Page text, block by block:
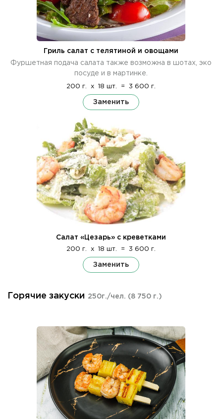
Гриль салат с телятиной и овощами
Фуршетная подача салата также возможна в шотах, эко
посуде и в мартинке.
200 г. x 18 шт. = 3 600 г.
Заменить
Салат «Цезарь» с креветками
200 г. x 18 шт. = 3 600 г.
Заменить
Горячие закуски 250г./чел. (8 750 г.)